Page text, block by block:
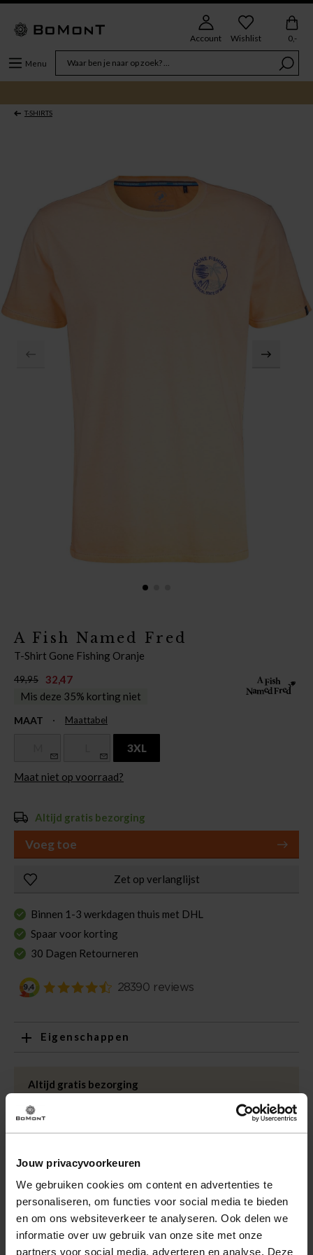
Jouw privacyvoorkeuren
We gebruiken cookies om content en advertenties te
personaliseren, om functies voor social media te bieden
en om ons websiteverkeer te analyseren. Ook delen we
informatie over uw gebruik van onze site met onze
partners voor social media, adverteren en analyse. Deze
Menu
Account Wishlist 0,-
T-SHIRTS
A Fish Named Fred
T-Shirt Gone Fishing Oranje
49,95
32,47
Mis deze 35% korting niet
MAAT Maattabel
3XL
Maat niet op voorraad?
Altijd gratis bezorging
Voeg toe
Zet op verlanglijst
Binnen 1-3 werkdagen thuis met DHL
Spaar voor korting
30 Dagen Retourneren
Eigenschappen
Leveranciersnummer
Categorie
Merk
A Fish Named Fred
Kwaliteit
Altijd gratis bezorging
Bezorging is altijd gratis, binnen 1-3 werkdagen
thuisgeleverd met DHL.
Binnen 30 dagen eenvoudig retourneren via DHL voor
slechts € 4,95 of op eigen kosten via PostNL. In de
Bomont winkels kunt u ook gratis retourneren.
Betalen
iDeal, Riverty (Afterpay), creditcard of Paypal, kies zelf